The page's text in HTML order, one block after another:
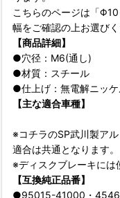
こちらのページは「
幅をご確認の上お選びく
【商品詳細】
●穴径：M6(通し)
●材質：スチール
●仕上げ：無電解ニッケ
【主な適合車種】
※コチラのSP武川製ア
適合は共通となります。
※ディスクブレーキには
【互換純正品番】
●95015-41000・